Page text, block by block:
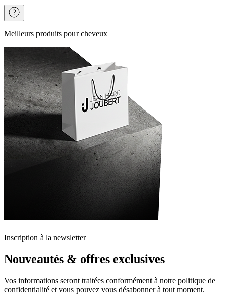
Meilleurs produits pour cheveux
Inscription à la newsletter
Nouveautés & offres exclusives
Vos informations seront traitées conformément à notre politique de
confidentialité et vous pouvez vous désabonner à tout moment.